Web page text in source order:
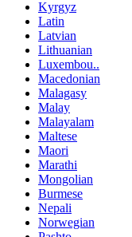
Kyrgyz
Latin
Latvian
Lithuanian
Luxembou..
Macedonian
Malagasy
Malay
Malayalam
Maltese
Maori
Marathi
Mongolian
Burmese
Nepali
Norwegian